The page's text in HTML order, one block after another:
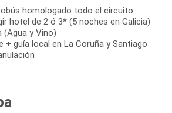
homologado todo el circuito
hotel de 2 ó 3* (5 noches en Galicia)
(Agua y Vino)
+ guía local en La Coruña y Santiago